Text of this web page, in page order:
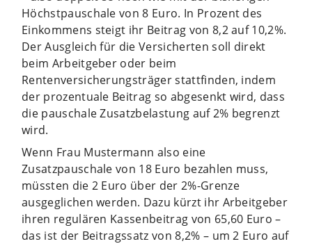
Höchstpauschale von 8 Euro. In Prozent des
Einkommens steigt ihr Beitrag von 8,2 auf 10,2%.
Der Ausgleich für die Versicherten soll direkt
beim Arbeitgeber oder beim
Rentenversicherungsträger stattfinden, indem
der prozentuale Beitrag so abgesenkt wird, dass
die pauschale Zusatzbelastung auf 2% begrenzt
wird.
Wenn Frau Mustermann also eine
Zusatzpauschale von 18 Euro bezahlen muss,
müssten die 2 Euro über der 2%-Grenze
ausgeglichen werden. Dazu kürzt ihr Arbeitgeber
ihren regulären Kassenbeitrag von 65,60 Euro –
das ist der Beitragssatz von 8,2% – um 2 Euro auf